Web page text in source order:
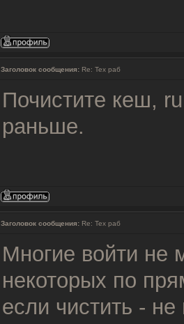
Заголовок сообщения: Re: Тех раб
Почистите кеш,
раньше.
Заголовок сообщения: Re: Тех раб
Многие войти не
некоторых по
если чистить -